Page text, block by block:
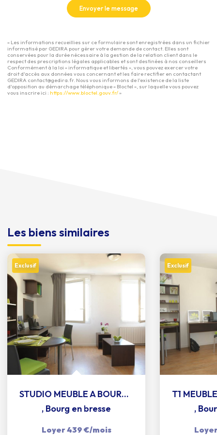
Envoyer le message
« Les informations recueillies sur ce formulaire sont enregistrées dans un fichier
informatisé par GEDIRA pour gérer votre demande de contact. Elles sont
conservées pour la durée nécessaire à la gestion de la relation client dans le
respect des prescriptions légales applicables et sont destinées à nos conseillers
Conformément à la loi « informatique et libertés », vous pouvez exercer votre
droit d'accès aux données vous concernant et les faire rectifier en contactant
GEDIRA contact@gedira.fr. Nous vous informons de l'existence de la liste
d'opposition au démarchage téléphonique « Bloctel », sur laquelle vous pouvez
vous inscrire ici : https://www.bloctel.gouv.fr/»
Les biens similaires
Exclusif
STUDIO MEUBLE A BOURG EN BRESSE
, Bourg en bresse
Loyer 439 €/mois
Exclusif
,